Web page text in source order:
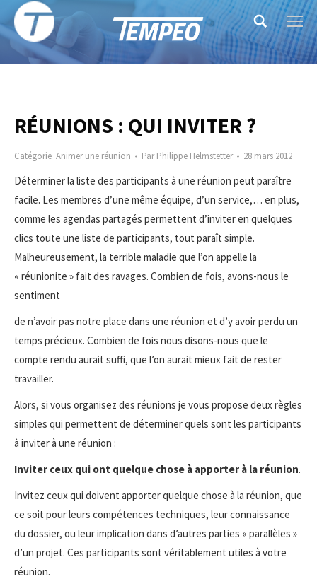
Search:
RÉUNIONS : QUI INVITER ?
Catégorie Animer une réunion ParPhilippe Helmstetter 28 mars 2012
Déterminer la liste des participants à une réunion peut paraître
facile. Les membres d’une même équipe, d’un service,… en plus,
comme les agendas partagés permettent d’inviter en quelques
clics toute une liste de participants, tout paraît simple.
Malheureusement, la terrible maladie que l’on appelle la
« réunionite » fait des ravages. Combien de fois, avons-nous le
sentiment
de n’avoir pas notre place dans une réunion et d’y avoir perdu un
temps précieux. Combien de fois nous disons-nous que le
compte rendu aurait suffi, que l’on aurait mieux fait de rester
travailler.
Alors, si vous organisez des réunions je vous propose deux règles
simples qui permettent de déterminer quels sont les participants
à inviter à une réunion :
Inviter ceux qui ont quelque chose à apporter à la réunion.
Invitez ceux qui doivent apporter quelque chose à la réunion, que
ce soit pour leurs compétences techniques, leur connaissance
du dossier, ou leur implication dans d’autres parties « parallèles »
d’un projet. Ces participants sont véritablement utiles à votre
réunion.